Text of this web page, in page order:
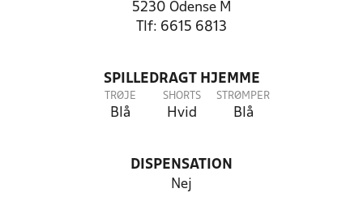
5230 Odense M
Tlf: 6615 6813
SPILLEDRAGT HJEMME
TRØJE
Blå
SHORTS
Hvid
STRØMPER
Blå
DISPENSATION
Nej